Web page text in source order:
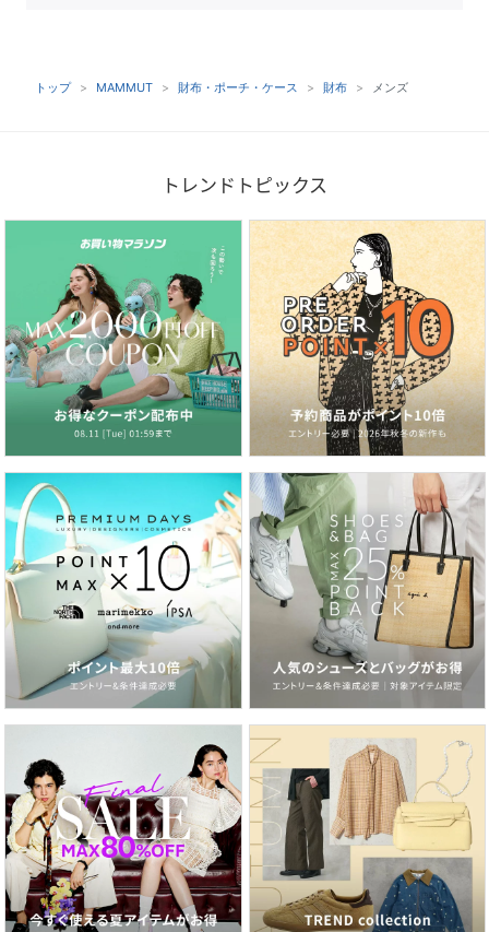
トップ MAMMUT 財布・ポーチ・ケース 財布 メンズ
トレンドトピックス